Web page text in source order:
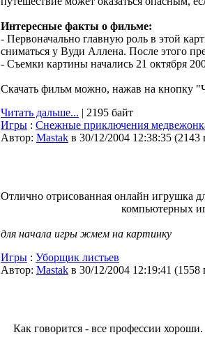
Интересные факты о фильме:
- Первоначально главную роль в этой
сниматься у Вуди Аллена. После этого
- Съемки картины начались 21 октября
Скачать фильм можно, нажав на кнопку
Читать дальше... | 2195 байт
Игры : Снежные приключения
Автор: Мastak в 30/12/2004 12:38:35 (2143
Отлично отрисованная онлайн игрушка
компьютерных
для начала игры жмем на картинку
Игры : Уборщик листьев
Автор: Мastak в 30/12/2004 12:19:41 (1558
Как говорится - все профессии